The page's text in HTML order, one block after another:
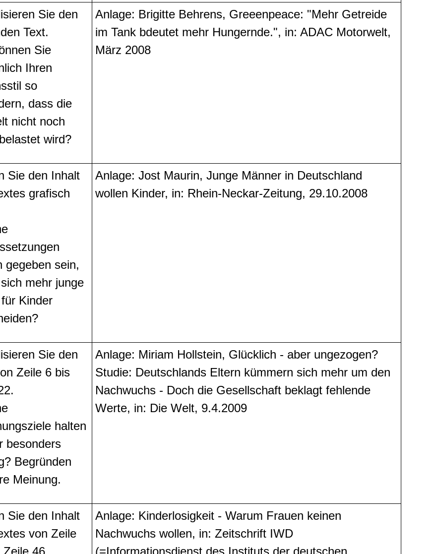
Sie den
Text.
Sie
Ihren
so
dass die
nicht noch
wird?
Anlage: Brigitte Behrens, Greeenpeace: "Mehr Getreide
im Tank bdeutet mehr Hungernde.", in: ADAC Motorwelt,
März 2008
Sie den Inhalt
grafisch
gegeben sein,
mehr junge
Kinder
Anlage: Jost Maurin, Junge Männer in Deutschland
wollen Kinder, in: Rhein-Neckar-Zeitung, 29.10.2008
Sie den
Zeile 6 bis
halten
besonders
Begründen
Meinung.
Anlage: Miriam Hollstein, Glücklich - aber ungezogen?
Studie: Deutschlands Eltern kümmern sich mehr um den
Nachwuchs - Doch die Gesellschaft beklagt fehlende
Werte, in: Die Welt, 9.4.2009
Sie den Inhalt
von Zeile
Zeile 46
Anlage: Kinderlosigkeit - Warum Frauen keinen
Nachwuchs wollen, in: Zeitschrift IWD
(=Informationsdienst des Instituts der deutschen